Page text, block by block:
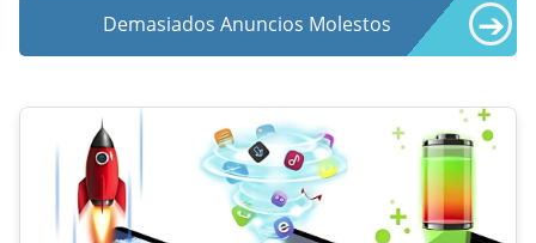
Demasiados Anuncios Molestos ➔